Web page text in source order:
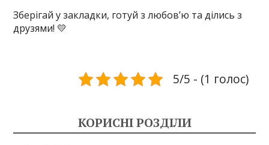
Зберігай у закладки, готуй з любов’ю та ділись з
друзями! 💛
5/5 - (1 голос)
КОРИСНІ РОЗДІЛИ